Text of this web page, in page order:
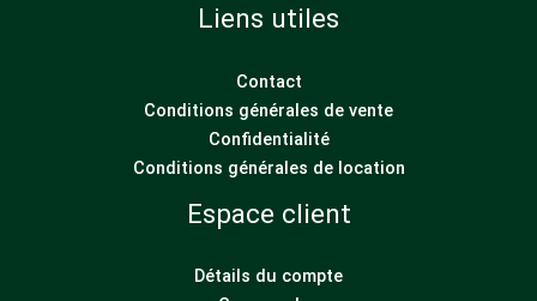
Liens utiles
Contact
Conditions générales de vente
Confidentialité
Conditions générales de location
Espace client
Détails du compte